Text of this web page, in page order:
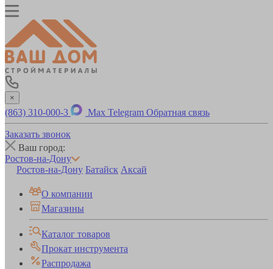
×
(863) 310-000-3 Max Telegram Обратная связь
Заказать звонок
Ваш город:
Ростов-на-Дону
Ростов-на-Дону Батайск Аксай
О компании
Магазины
Каталог товаров
Прокат инструмента
Распродажа